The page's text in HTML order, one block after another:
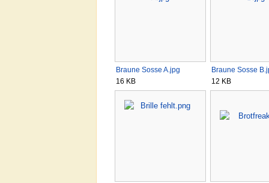
Braune Sosse A.jpg
16 KB
Braune Sosse
12 KB